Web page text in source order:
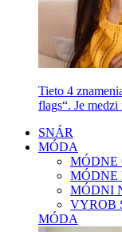
Tieto 4
flags“. Je
SNÁR
MÓDA
MÓDNE
MÓDNE
MÓDNI
VYROB
MÓDA